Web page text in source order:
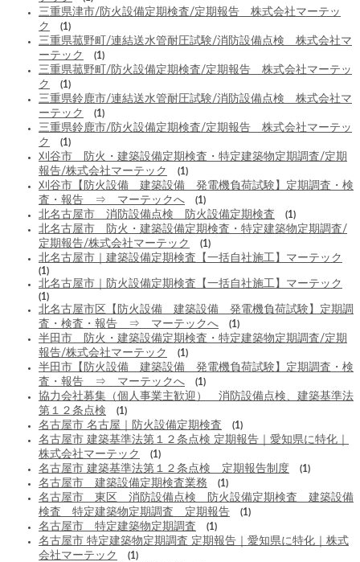
三重県津市/防火設備定期検査/定期報告 株式会社マーテッ
ク
(1)
三重県菰野町/連結送水管耐圧試験/消防設備点検 株式会社マ
ーテック
(1)
三重県菰野町/防火設備定期検査/定期報告 株式会社マーテッ
ク
(1)
三重県鈴鹿市/連結送水管耐圧試験/消防設備点検 株式会社マ
ーテック
(1)
三重県鈴鹿市/防火設備定期検査/定期報告 株式会社マーテッ
ク
(1)
刈谷市 防火・建築設備定期検査・特定建築物定期調査/定期
報告/株式会社マーテック
(1)
刈谷市【防火設備 建築設備 発電機負荷試験】定期調査・検
査・報告 ⇒ マーテックへ
(1)
北名古屋市 消防設備点検 防火設備定期検査 (1)
北名古屋市 防火・建築設備定期検査・特定建築物定期調査/
定期報告/株式会社マーテック
(1)
北名古屋市｜建築設備定期検査【一括自社施工】マーテック
(1)
北名古屋市｜防火設備定期検査【一括自社施工】マーテック
(1)
北名古屋市区【防火設備 建築設備 発電機負荷試験】定期調
査・検査・報告 ⇒ マーテックへ
(1)
半田市 防火・建築設備定期検査・特定建築物定期調査/定期
報告/株式会社マーテック
(1)
半田市【防火設備 建築設備 発電機負荷試験】定期調査・検
査・報告 ⇒ マーテックへ
(1)
協力会社募集（個人事業主歓迎） 消防設備点検、建築基準法
第１２条点検
(1)
名古屋市 名古屋｜防火設備定期検査 (1)
名古屋市 建築基準法第１２条点検 定期報告｜愛知県に特化｜
株式会社マーテック
(1)
名古屋市 建築基準法第１２条点検 定期報告制度 (1)
名古屋市 建築設備定期検査業務 (1)
名古屋市 東区 消防設備点検 防火設備定期検査 建築設備
検査 特定建築物定期調査 定期報告
(1)
名古屋市 特定建築物定期調査 (1)
名古屋市 特定建築物定期調査 定期報告｜愛知県に特化｜株式
会社マーテック
(1)